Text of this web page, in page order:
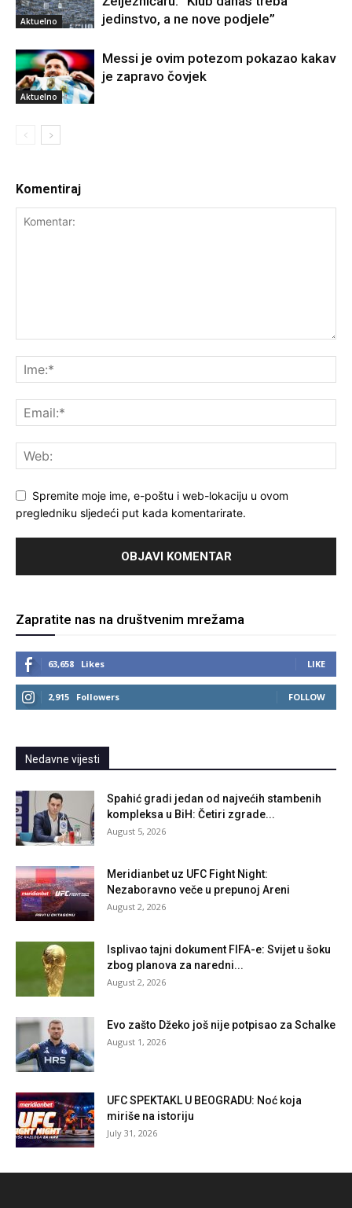
Aktuelno
jedinstvo, a ne nove podjele”
Aktuelno
Messi je ovim potezom pokazao kakav
je zapravo čovjek
Komentiraj
Spremite moje ime, e-poštu i web-lokaciju u ovom
pregledniku sljedeći put kada komentarirate.
Zapratite nas na društvenim mrežama
63,658 Likes LIKE
2,915 Followers FOLLOW
Nedavne vijesti
Spahić gradi jedan od najvećih stambenih
kompleksa u BiH: Četiri zgrade...
August 5, 2026
Meridianbet uz UFC Fight Night:
Nezaboravno veče u prepunoj Areni
August 2, 2026
Isplivao tajni dokument FIFA-e: Svijet u šoku
zbog planova za naredni...
August 2, 2026
Evo zašto Džeko još nije potpisao za Schalke
August 1, 2026
UFC SPEKTAKL U BEOGRADU: Noć koja
miriše na istoriju
July 31, 2026